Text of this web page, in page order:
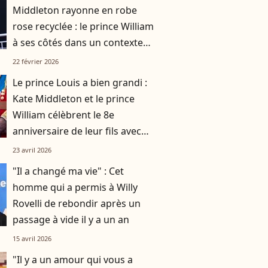
Middleton rayonne en robe
rose recyclée : le prince William
à ses côtés dans un contexte
délicat pour la famille royale
22 février 2026
Le prince Louis a bien grandi :
Kate Middleton et le prince
William célèbrent le 8e
anniversaire de leur fils avec
des images inédites
23 avril 2026
"Il a changé ma vie" : Cet
homme qui a permis à Willy
Rovelli de rebondir après un
passage à vide il y a un an
15 avril 2026
"Il y a un amour qui vous a